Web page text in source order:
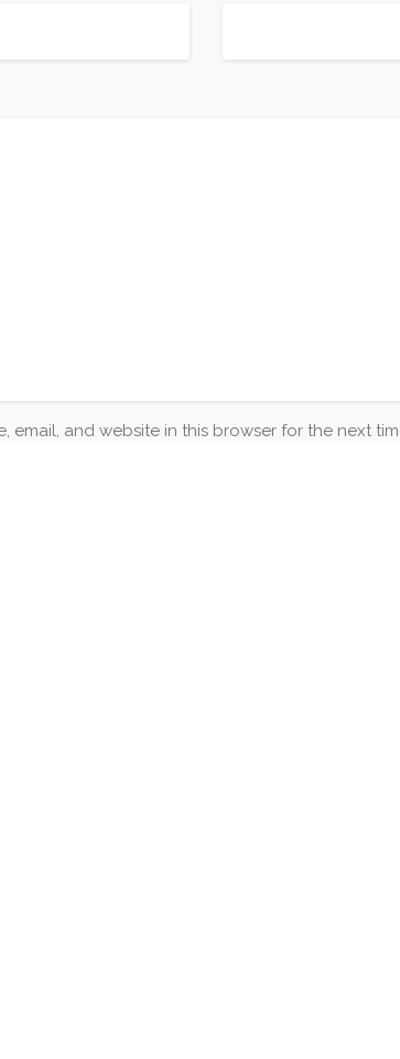
email, and website in this browser for the next